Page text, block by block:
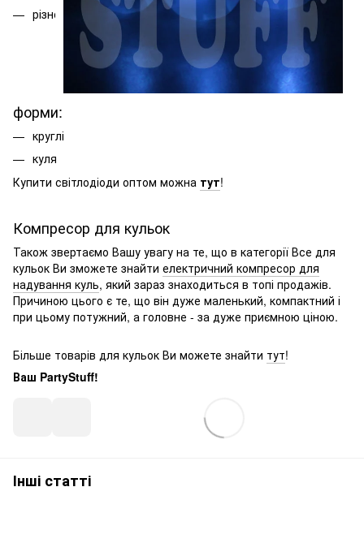
різнокольорові
форми:
круглі
куля
Купити світлодіоди оптом можна тут!
Компресор для кульок
Також звертаємо Вашу увагу на те, що в категорії Все для
кульок Ви зможете знайти електричний компресор для
надування куль, який зараз знаходиться в топі продажів.
Причиною цього є те, що він дуже маленький, компактний і
при цьому потужний, а головне - за дуже приємною ціною.
Більше товарів для кульок Ви можете знайти тут!
Ваш PartyStuff!
Інші статті